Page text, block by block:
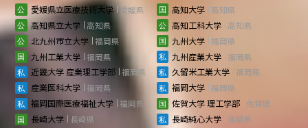
愛媛県立医療技術大学
愛媛県 高知大学 高知県
高知県立大学 高知県 高知工科大学 高知県
北九州市立大学 福岡県 九州大学 福岡県
九州工業大学 福岡県 九州産業大学 福岡県
近畿大学 産業理工学部 福岡県 久留米工業大学 福岡県
産業医科大学
福岡県 福岡大学 福岡県
福岡国際医療福祉大学 福岡県 佐賀大学 理工学部 佐賀県
長崎大学
長崎県 長崎純心大学 長崎県